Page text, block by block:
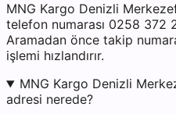
MNG Kargo Denizli
telefon numarası 0258 372
Aramadan önce takip
işlemi hızlandırır.
MNG Kargo Denizli
adresi nerede?